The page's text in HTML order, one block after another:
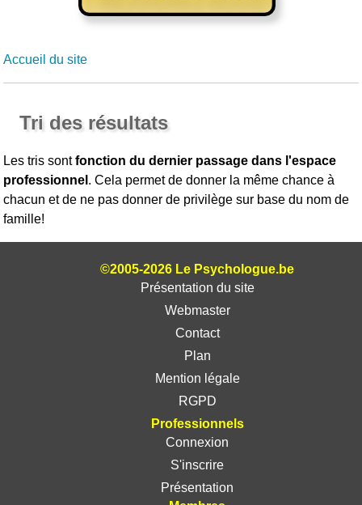
Accueil du site
Tri des résultats
Les tris sontfonction du dernier passage dans l'espace
professionnel . Cela permet de donner la même chance à
chacun et de ne pas donner de privilège sur base du nom de
famille!
©2005-2026 Le Psychologue.be
Présentation du site
Webmaster
Contact
Plan
Mention légale
RGPD
Professionnels
Connexion
S'inscrire
Présentation